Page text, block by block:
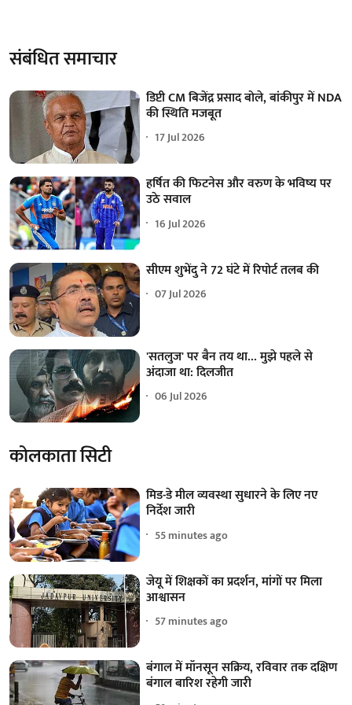
संबंधित समाचार
डिप्टी CM बिजेंद्र प्रसाद बोले, बांकीपुर में NDA
की स्थिति मजबूत
17 Jul 2026
हर्षित की फिटनेस और वरुण के भविष्य पर
उठे सवाल
16 Jul 2026
सीएम शुभेंदु ने 72 घंटे में रिपोर्ट तलब की
07 Jul 2026
'सतलुज' पर बैन तय था... मुझे पहले से
अंदाजा था: दिलजीत
06 Jul 2026
कोलकाता सिटी
मिड-डे मील व्यवस्था सुधारने के लिए नए
निर्देश जारी
55 minutes ago
जेयू में शिक्षकों का प्रदर्शन, मांगों पर मिला
आश्वासन
57 minutes ago
बंगाल में मॉनसून सक्रिय, रविवार तक दक्षिण
बंगाल बारिश रहेगी जारी